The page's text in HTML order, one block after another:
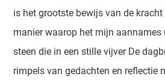
is het grootste bewijs van de
manier waarop het mijn aannames
steen die in een stille vijver De
rimpels van gedachten en reflectie